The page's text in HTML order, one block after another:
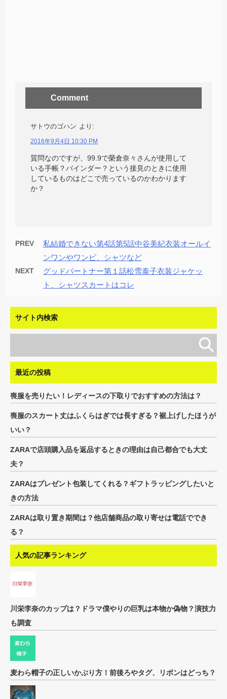
Comment
サトウのゴハン より:
2016年9月4日 10:30 PM
質問なのですが、99.9で榮倉奈々さんが使用して
いる手帳？バインダー？という接見のときに使用
しているものはどこで売っているのかわかります
か？
PREV
私結婚できない第4話第5話中谷美紀衣装オールイ
ンワンやワンピ、シャツなど
NEXT
グッドパートナー第１話松雪泰子衣装ジャケッ
ト、シャツスカートはコレ
サイト内検索
最近の投稿
喪服を売りたい！レディースの下取りでおすすめの方法は？
喪服のスカート丈はふくらはぎでは長すぎる？裾上げしたほうが
いい？
ZARAで店頭購入品を返品するときの理由は自己都合でも大丈
夫？
ZARAはプレゼント包装してくれる？ギフトラッピングしたいと
きの方法
ZARAは取り置き期間は？他店舗商品の取り寄せは電話ででき
る？
人気の記事ランキング
川栄李奈のカップは？ドラマ僕やりの巨乳は本物か偽物？演技力
も調査
麦わら帽子の正しいかぶり方！前後ろやタグ、リボンはどっち？